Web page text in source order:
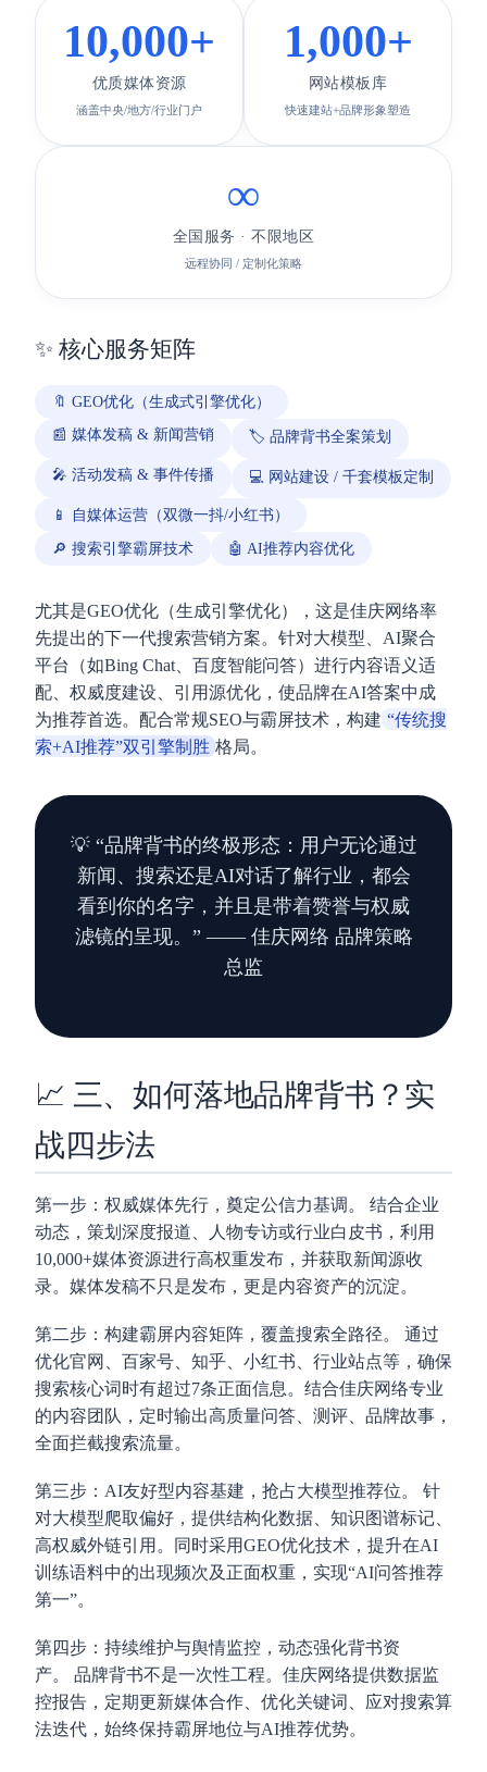
10,000+
优质媒体资源
涵盖中央/地方/行业门户
1,000+
网站模板库
快速建站+品牌形象塑造
∞
全国服务 · 不限地区
远程协同 / 定制化策略
✨ 核心服务矩阵
🔖 GEO优化（生成式引擎优化）
📰 媒体发稿 & 新闻营销 🏷️ 品牌背书全案策划
🎤 活动发稿 & 事件传播 💻 网站建设 / 千套模板定制
📱 自媒体运营（双微一抖/小红书）
🔎 搜索引擎霸屏技术 🤖 AI推荐内容优化
尤其是GEO优化（生成引擎优化），这是佳庆网络率
先提出的下一代搜索营销方案。针对大模型、AI聚合
平台（如Bing Chat、百度智能问答）进行内容语义适
配、权威度建设、引用源优化，使品牌在AI答案中成
为推荐首选。配合常规SEO与霸屏技术，构建 “传统搜
索+AI推荐”双引擎制胜 格局。
💡 “品牌背书的终极形态：用户无论通过
新闻、搜索还是AI对话了解行业，都会
看到你的名字，并且是带着赞誉与权威
滤镜的呈现。” —— 佳庆网络 品牌策略
总监
📈 三、如何落地品牌背书？实
战四步法
第一步：权威媒体先行，奠定公信力基调。
结合企业
动态，策划深度报道、人物专访或行业白皮书，利用
10,000+媒体资源进行高权重发布，并获取新闻源收
录。媒体发稿不只是发布，更是内容资产的沉淀。
第二步：构建霸屏内容矩阵，覆盖搜索全路径。
通过
优化官网、百家号、知乎、小红书、行业站点等，确保
搜索核心词时有超过7条正面信息。结合佳庆网络专业
的内容团队，定时输出高质量问答、测评、品牌故事，
全面拦截搜索流量。
第三步：AI友好型内容基建，抢占大模型推荐位。
针
对大模型爬取偏好，提供结构化数据、知识图谱标记、
高权威外链引用。同时采用GEO优化技术，提升在AI
训练语料中的出现频次及正面权重，实现“AI问答推荐
第一”。
第四步：持续维护与舆情监控，动态强化背书资
产。
品牌背书不是一次性工程。佳庆网络提供数据监
控报告，定期更新媒体合作、优化关键词、应对搜索算
法迭代，始终保持霸屏地位与AI推荐优势。